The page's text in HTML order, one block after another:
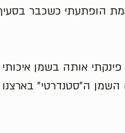
30 שנה ליפנית. אז לא באמת
פילטר מזגן במשך 4-5 שנים. מסכנה. פינקתי
ה״סטנדרטי״